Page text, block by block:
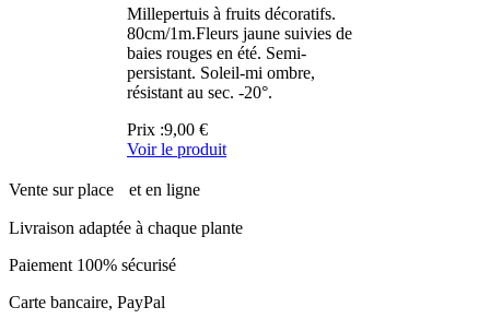
Millepertuis à fruits décoratifs.
80cm/1m.Fleurs jaune suivies de
baies rouges en été. Semi-
persistant. Soleil-mi ombre,
résistant au sec. -20°.
Prix :9,00 €
Voir le produit
Vente sur place et en ligne
Livraison adaptée à chaque plante
Paiement 100% sécurisé
Carte bancaire, PayPal